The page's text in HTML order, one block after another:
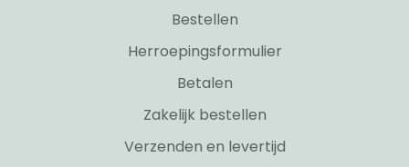
Bestellen
Herroepingsformulier
Betalen
Zakelijk bestellen
Verzenden en levertijd